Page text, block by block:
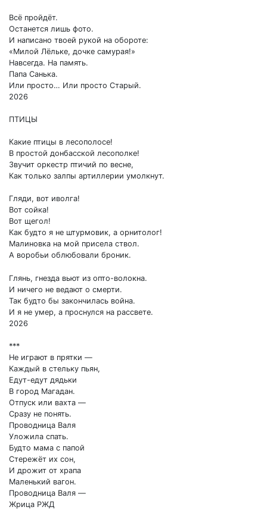
Всё пройдёт.
Останется лишь фото.
И написано твоей рукой на обороте:
«Милой Лёльке, дочке самурая!»
Навсегда. На память.
Папа Санька.
Или просто… Или просто Старый.
2026
ПТИЦЫ
Какие птицы в лесополосе!
В простой донбасской лесополке!
Звучит оркестр птичий по весне,
Как только залпы артиллерии умолкнут.
Гляди, вот иволга!
Вот сойка!
Вот щегол!
Как будто я не штурмовик, а орнитолог!
Малиновка на мой присела ствол.
А воробьи облюбовали броник.
Глянь, гнезда вьют из опто-волокна.
И ничего не ведают о смерти.
Так будто бы закончилась война.
И я не умер, а проснулся на рассвете.
2026
***
Не играют в прятки —
Каждый в стельку пьян,
Едут-едут дядьки
В город Магадан.
Отпуск или вахта —
Сразу не понять.
Проводница Валя
Уложила спать.
Будто мама с папой
Стережёт их сон,
И дрожит от храпа
Маленький вагон.
Проводница Валя —
Жрица РЖД